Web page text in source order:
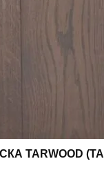
TARWOOD